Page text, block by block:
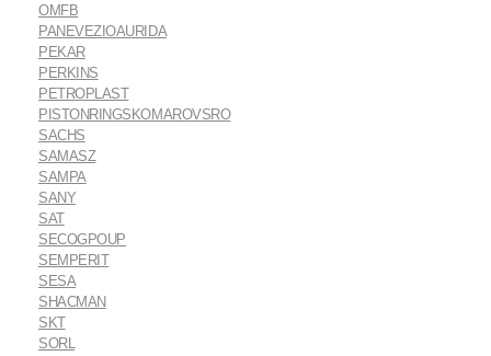
OMFB
PANEVEZIOAURIDA
PEKAR
PERKINS
PETROPLAST
PISTONRINGSKOMAROVSRO
SACHS
SAMASZ
SAMPA
SANY
SAT
SECOGPOUP
SEMPERIT
SESA
SHACMAN
SKT
SORL